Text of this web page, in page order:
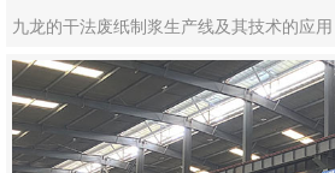
九龙的干法废纸制浆生产线及其技术的应